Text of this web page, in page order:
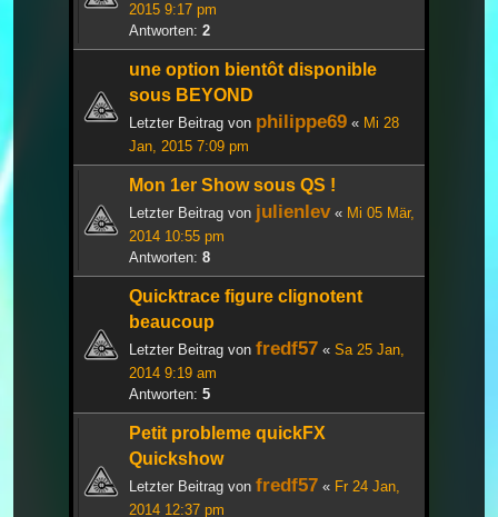
2015 9:17 pm
Antworten: 2
une option bientôt disponible
sous BEYOND
Letzter Beitrag von philippe69 « Mi 28
Jan, 2015 7:09 pm
Mon 1er Show sous QS !
Letzter Beitrag von julienlev« Mi 05 Mär,
2014 10:55 pm
Antworten: 8
Quicktrace figure clignotent
beaucoup
Letzter Beitrag von fredf57 « Sa 25 Jan,
2014 9:19 am
Antworten: 5
Petit probleme quickFX
Quickshow
Letzter Beitrag von fredf57 « Fr 24 Jan,
2014 12:37 pm